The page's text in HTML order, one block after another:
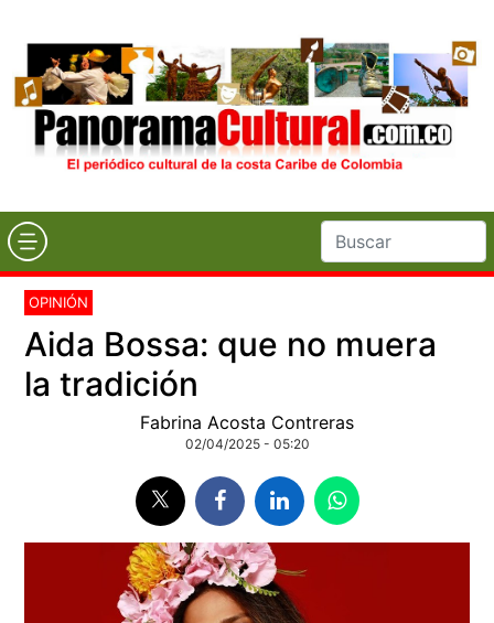
OPINIÓN
Aida Bossa: que no muera
la tradición
Fabrina Acosta Contreras
02/04/2025 - 05:20